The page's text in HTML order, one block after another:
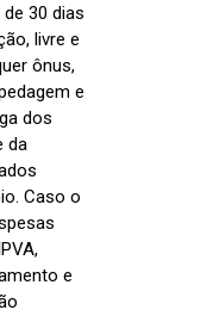
30 dias
livre e
ônus,
e
dos
da
Caso o
e